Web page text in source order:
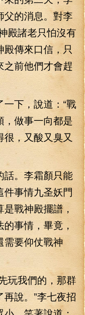
父的消息。對李
殿諸老只怕沒有
傳來口信，只
之前他們才會趕
，說道：“戰
，做事一向都是
，又酸又臭又
。李霜顏只能
事情九圣妖門
戰神殿擺譜，
事情，畢竟，
需要仰仗戰神
我們的，那群
說。”李七夜招